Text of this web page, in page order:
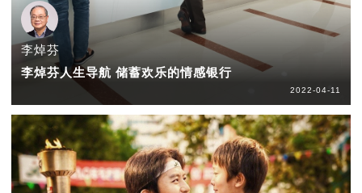
李焯芬
李焯芬人生导航 储蓄欢乐的情感银行
2022-04-11